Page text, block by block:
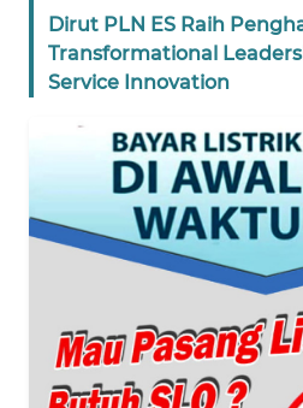
Dirut PLN ES Raih
Transformational
Service Innovation
Wahana
Regional
WN
JAKARTA
JABAR
WN